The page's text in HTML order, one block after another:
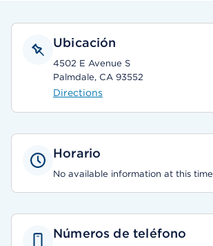
Ubicación
4502 E Avenue S
Palmdale, CA 93552
Directions
Horario
No available information at this time
Números de teléfono